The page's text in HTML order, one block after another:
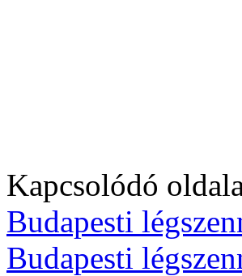
Kapcsolódó
Budapesti
Budapesti